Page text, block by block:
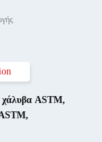
χάλυβα ASTM,
,